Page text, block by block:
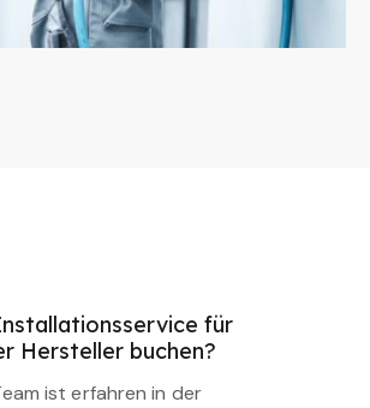
für
Hersteller buchen?
ist erfahren in der